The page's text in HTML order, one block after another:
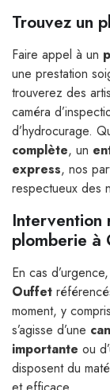
Trouvez un
Faire appel à un
une prestation
trouverez des
caméra
d’hydrocurage.
complète, un
express, nos
respectueux des
Intervention
plomberie à
En cas
Ouffet
moment, y
s’agisse d’une
importante ou
disposent du